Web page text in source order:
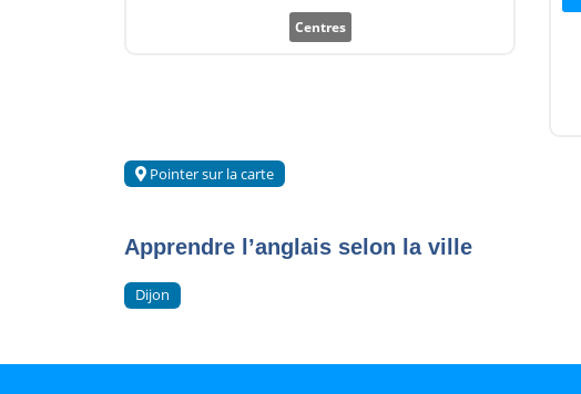
Centres
Pointer sur la carte
Apprendre l’anglais selon la ville
Dijon